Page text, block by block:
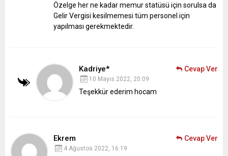
Özelge her ne kadar memur statüsü için sorulsa da
Gelir Vergisi kesilmemesi tüm personel için
yapılması gerekmektedir.
Kadriye*
10 Mayıs 2022, 20:09
Teşekkür ederim hocam
Cevap Ver
Ekrem
4 Ağustos 2022, 16:19
Cevap Ver